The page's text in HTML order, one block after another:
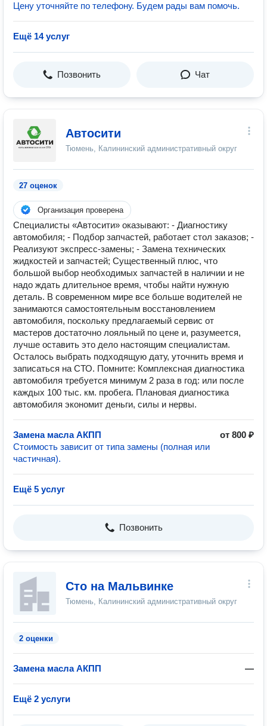
Цену уточняйте по телефону. Будем рады вам помочь.
Ещё 14 услуг
Позвонить Чат
Автосити
Тюмень, Калининский административный округ
27 оценок
Организация проверена
Специалисты «Автосити» оказывают: - Диагностику
автомобиля; - Подбор запчастей, работает стол заказов; -
Реализуют экспресс-замены; - Замена технических
жидкостей и запчастей; Существенный плюс, что
большой выбор необходимых запчастей в наличии и не
надо ждать длительное время, чтобы найти нужную
деталь. В современном мире все больше водителей не
занимаются самостоятельным восстановлением
автомобиля, поскольку предлагаемый сервис от
мастеров достаточно лояльный по цене и, разумеется,
лучше оставить это дело настоящим специалистам.
Осталось выбрать подходящую дату, уточнить время и
записаться на СТО. Помните: Комплексная диагностика
автомобиля требуется минимум 2 раза в год: или после
каждых 100 тыс. км. пробега. Плановая диагностика
автомобиля экономит деньги, силы и нервы.
Замена масла АКПП
от 800 ₽
Стоимость зависит от типа замены (полная или
частичная).
Ещё 5 услуг
Позвонить
Сто на Мальвинке
Тюмень, Калининский административный округ
2 оценки
Замена масла АКПП —
Ещё 2 услуги